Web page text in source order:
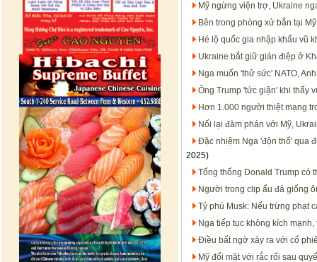
Mỹ ngừng viện trợ, Ukraine
Bên trong phòng xử bắn tại Mỹ
Hé lộ quốc gia nhập khẩu vũ
Ukraine bắt giữ gián điệp ở
Nga muốn 'thử sức' NATO,
Ông Trump 'tức giận' khi thấy
Hơn 1.000 người thiệt mạng
Nối lại đàm phán với Mỹ,
Đặc nhiệm Nga 'độn thổ' qua
2025)
Tổng thống Donald Trump có
Người trong clip ẩu đả giống
Tỷ phú Musk: Nếu trừng phạt
Nga tiếp tục không kích
Điều bất ngờ xảy ra với cổ
Mỹ đối mặt với rắc rối sau